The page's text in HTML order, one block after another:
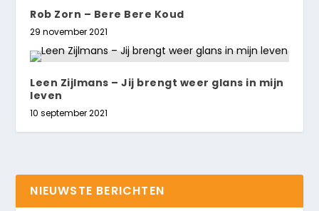
Rob Zorn – Bere Bere Koud
29 november 2021
Leen Zijlmans – Jij brengt weer glans in mijn
leven
10 september 2021
NIEUWSTE BERICHTEN